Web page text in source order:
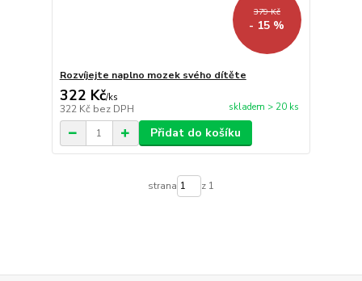
379 Kč
- 15 %
Rozvíjejte naplno mozek svého dítěte
322 Kč/ks
322 Kč bez DPH skladem > 20 ks
Přidat do košíku
strana z 1